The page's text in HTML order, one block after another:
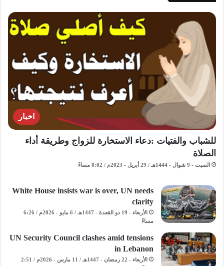
اخبار
للشباب والفتيات :دعاء الاستخارة للزواج وطريقة أداء
الصلاة
السبت - 9 شوال - 1444هـ / 29 أبريل - 2023م / 8:02 مساءً
White House insists war is over, UN needs
clarity
الأربعاء - 19 ذو القعدة - 1447هـ / 6 مايو - 2026م / 6:26
مساءً
UN Security Council clashes amid tensions
in Lebanon
الأربعاء - 22 رمضان - 1447هـ / 11 مارس - 2026م / 2:51